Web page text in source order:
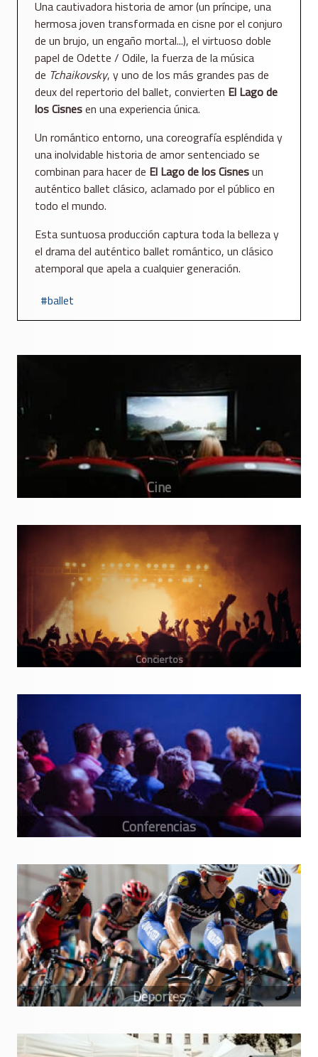
Una cautivadora historia de amor (un príncipe, una
hermosa joven transformada en cisne por el conjuro
de un brujo, un engaño mortal...), el virtuoso doble
papel de Odette / Odile, la fuerza de la música
de Tchaikovsky, y uno de los más grandes pas de
deux del repertorio del ballet, convierten El Lago de
los Cisnesen una experiencia única.
Un romántico entorno, una coreografía espléndida y
una inolvidable historia de amor sentenciado se
combinan para hacer de El Lago de los Cisnesun
auténtico ballet clásico, aclamado por el público en
todo el mundo.
Esta suntuosa producción captura toda la belleza y
el drama del auténtico ballet romántico, un clásico
atemporal que apela a cualquier generación.
ballet